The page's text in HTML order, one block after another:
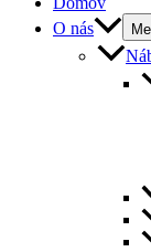
O nás